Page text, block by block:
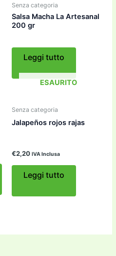
Senza categoria
Salsa Macha La Artesanal
200 gr
Leggi tutto
ESAURITO
Senza categoria
Jalapeños rojos rajas
€2,20 IVA Inclusa
Leggi tutto